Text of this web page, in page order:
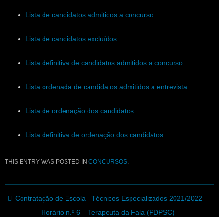
Lista de candidatos admitidos a concurso
Lista de candidatos excluídos
Lista definitiva de candidatos admitidos a concurso
Lista ordenada de candidatos admitidos a entrevista
Lista de ordenação dos candidatos
Lista definitiva de ordenação dos candidatos
THIS ENTRY WAS POSTED IN CONCURSOS.
Post navigation
Contratação de Escola _Técnicos Especializados 2021/2022 –
Horário n.º 6 – Terapeuta da Fala (PDPSC)